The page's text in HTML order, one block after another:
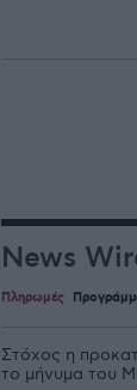
News
Πληρωμές
Στόχος η
το μήνυμα του